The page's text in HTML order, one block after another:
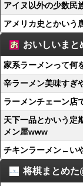
アイヌ以外の少数民
アメリカ史とかいう
おいしいまと
家系ラーメンって何
辛ラーメン美味すぎ
ラーメンチェーン店
天下一品とかいう定
メン屋www
チキンラーメン←い
将棋まとめた